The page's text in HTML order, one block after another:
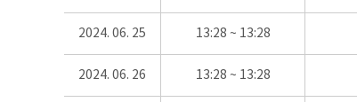
2024. 06. 25 13:28 ~ 13:28
2024. 06. 26 13:28 ~ 13:28